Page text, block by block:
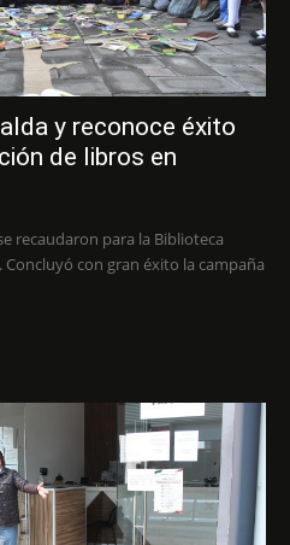
y reconoce éxito
de libros en
recaudaron para la Biblioteca